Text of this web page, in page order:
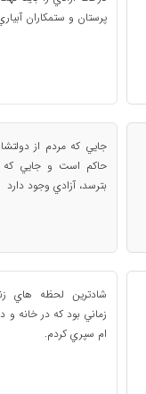
پرستان و ستمكاران
جايي كه مردم از
حاكم است و جايي كه
بترسد، آزادي وجود دارد
شادترين لحظه هاي
زماني بود كه در خانه و
ام سپري كردم.